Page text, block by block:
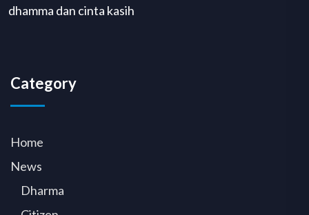
dhamma dan cinta kasih
Category
Home
News
Dharma